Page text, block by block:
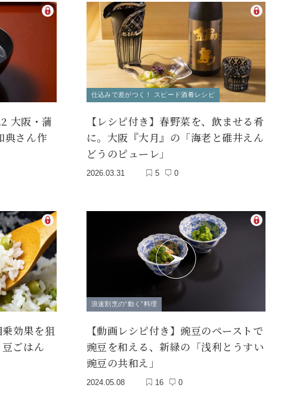
大阪・蒲
典さん作
仕込みで差がつく！ スピード酒肴レシピ
【レシピ付き】春野菜を、飲ませる肴
に。大阪『大月』の「海老と碓井えん
どうのピューレ」
2026.03.31 5 0
効果を狙
ごはん
浪速割烹の“動く”料理
【動画レシピ付き】豌豆のペーストで
豌豆を和える、新緑の「浅利とうすい
豌豆の共和え」
2024.05.08 16 0